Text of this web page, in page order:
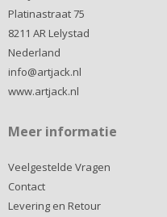
Platinastraat 75
8211 AR Lelystad
Nederland
info@artjack.nl
www.artjack.nl
Meer informatie
Veelgestelde Vragen
Contact
Levering en Retour